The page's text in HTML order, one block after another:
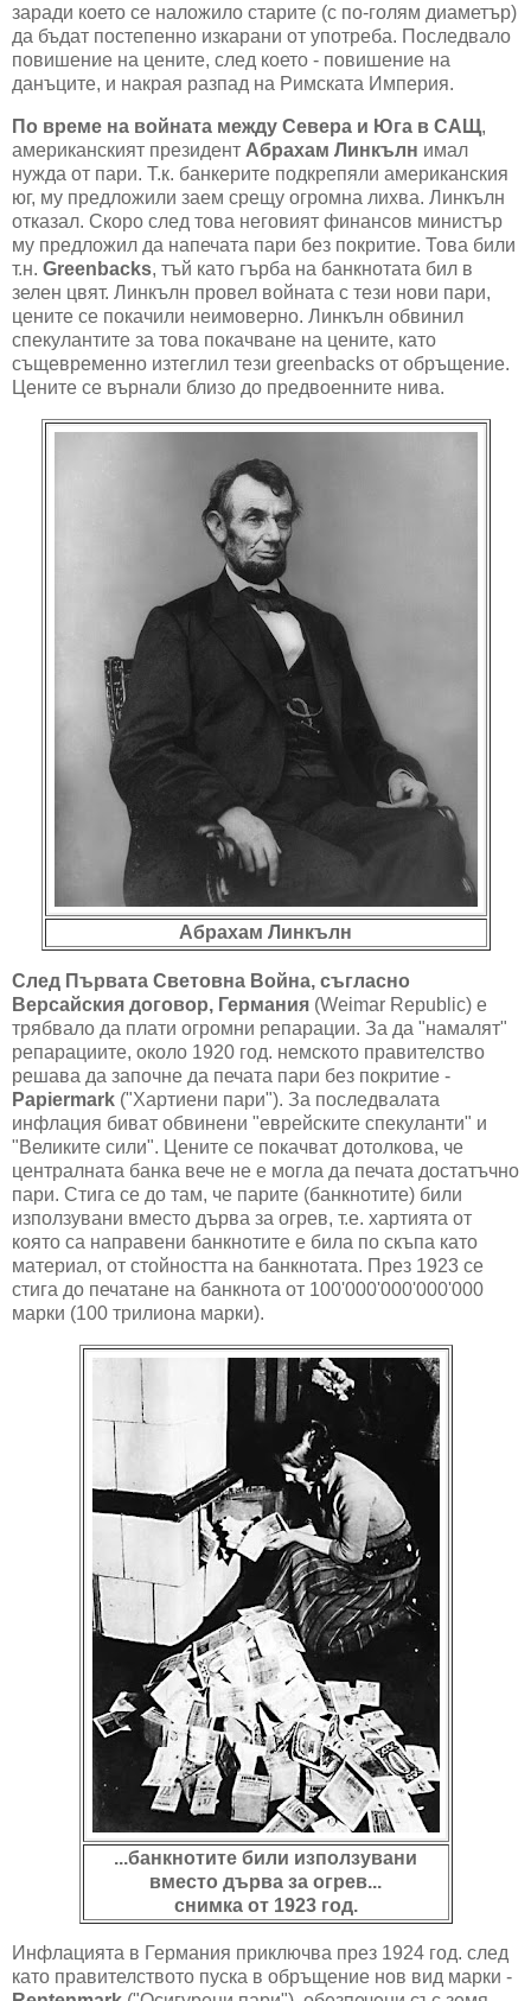
заради което се наложило старите (с по-голям диаметър)
да бъдат постепенно изкарани от употреба. Последвало
повишение на цените, след което - повишение на
данъците, и накрая разпад на Римската Империя.
По време на войната между Севера и Юга в САЩ,
американският президент Абрахам Линкълн имал
нужда от пари. Т.к. банкерите подкрепяли американския
юг, му предложили заем срещу огромна лихва. Линкълн
отказал. Скоро след това неговият финансов министър
му предложил да напечата пари без покритие. Това били
т.н. Greenbacks, тъй като гърба на банкнотата бил в
зелен цвят. Линкълн провел войната с тези нови пари,
цените се покачили неимоверно. Линкълн обвинил
спекулантите за това покачване на цените, като
същевременно изтеглил тези greenbacks от обръщение.
Цените се върнали близо до предвоенните нива.
Абрахам Линкълн
След Първата Световна Война, съгласно
Версайския договор, Германия (Weimar Republic) е
трябвало да плати огромни репарации. За да "намалят"
репарациите, около 1920 год. немското правителство
решава да започне да печата пари без покритие -
Papiermark ("Хартиени пари"). За последвалата
инфлация биват обвинени "еврейските спекуланти" и
"Великите сили". Цените се покачват дотолкова, че
централната банка вече не е могла да печата достатъчно
пари. Стига се до там, че парите (банкнотите) били
използувани вместо дърва за огрев, т.е. хартията от
която са направени банкнотите е била по скъпа като
материал, от стойността на банкнотата. През 1923 се
стига до печатане на банкнота от 100'000'000'000'000
марки (100 трилиона марки).
...банкнотите били използувани
вместо дърва за огрев...
снимка от 1923 год.
Инфлацията в Германия приключва през 1924 год. след
като правителството пуска в обръщение нов вид марки -